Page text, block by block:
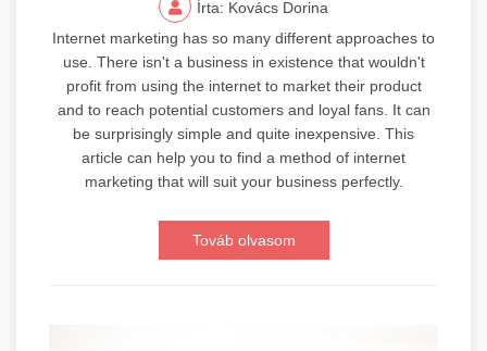
Írta: Kovács Dorina
Internet marketing has so many different approaches to
use. There isn't a business in existence that wouldn't
profit from using the internet to market their product
and to reach potential customers and loyal fans. It can
be surprisingly simple and quite inexpensive. This
article can help you to find a method of internet
marketing that will suit your business perfectly.
Továb olvasom